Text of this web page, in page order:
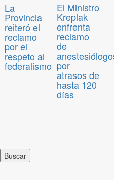
La
Provincia
reiteró el
reclamo
por el
respeto al
federalismo
El Ministro
Kreplak
enfrenta
reclamo
de
por
atrasos de
hasta 120
días